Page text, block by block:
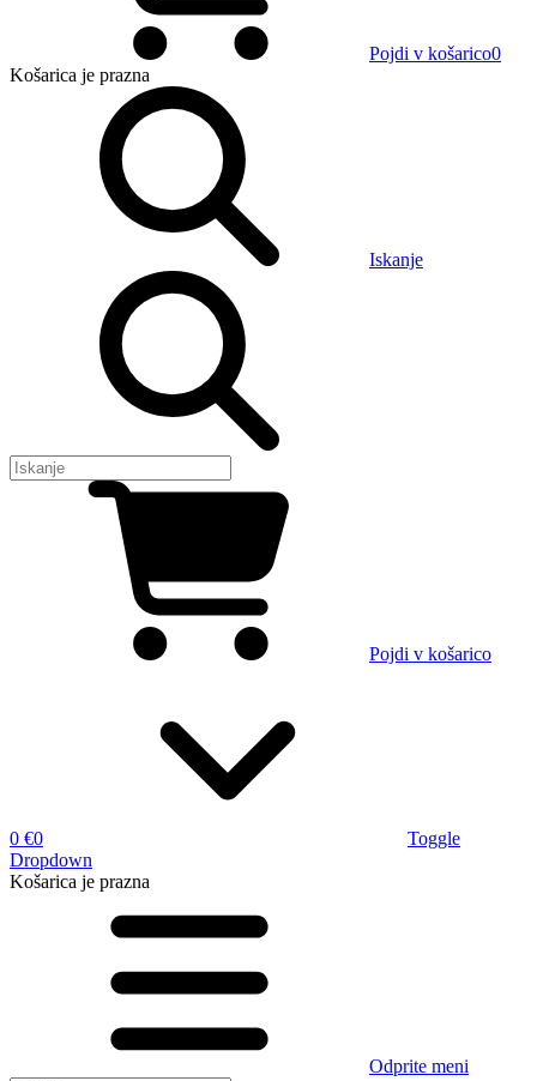
Pojdi v košarico0
Košarica je prazna
Iskanje
Pojdi v košarico
0 €0
Toggle
Dropdown
Košarica je prazna
Odprite meni